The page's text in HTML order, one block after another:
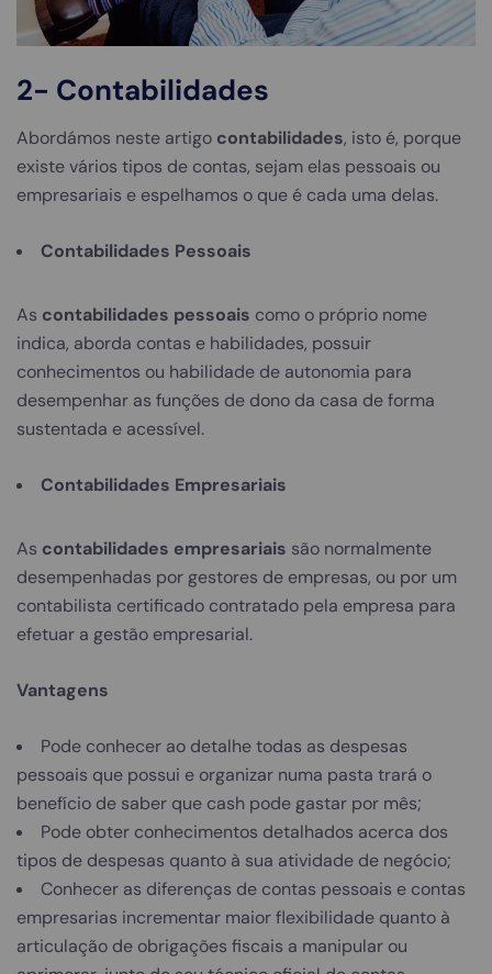
2- Contabilidades
Abordámos neste artigo contabilidades, isto é, porque
existe vários tipos de contas, sejam elas pessoais ou
empresariais e espelhamos o que é cada uma delas.
Contabilidades Pessoais
As contabilidades pessoais como o próprio nome
indica, aborda contas e habilidades, possuir
conhecimentos ou habilidade de autonomia para
desempenhar as funções de dono da casa de forma
sustentada e acessível.
Contabilidades Empresariais
As contabilidades empresariais são normalmente
desempenhadas por gestores de empresas, ou por um
contabilista certificado contratado pela empresa para
efetuar a gestão empresarial.
Vantagens
Pode conhecer ao detalhe todas as despesas
pessoais que possui e organizar numa pasta trará o
benefício de saber que cash pode gastar por mês;
Pode obter conhecimentos detalhados acerca dos
tipos de despesas quanto à sua atividade de negócio;
Conhecer as diferenças de contas pessoais e contas
empresarias incrementar maior flexibilidade quanto à
articulação de obrigações fiscais a manipular ou